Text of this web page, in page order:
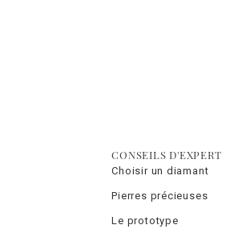
CONSEILS D'EXPERT
Choisir un diamant
Pierres précieuses
Le prototype